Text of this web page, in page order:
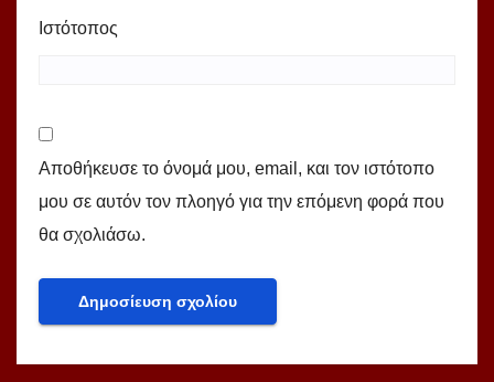
Ιστότοπος
Αποθήκευσε το όνομά μου, email, και τον ιστότοπο
μου σε αυτόν τον πλοηγό για την επόμενη φορά που
θα σχολιάσω.